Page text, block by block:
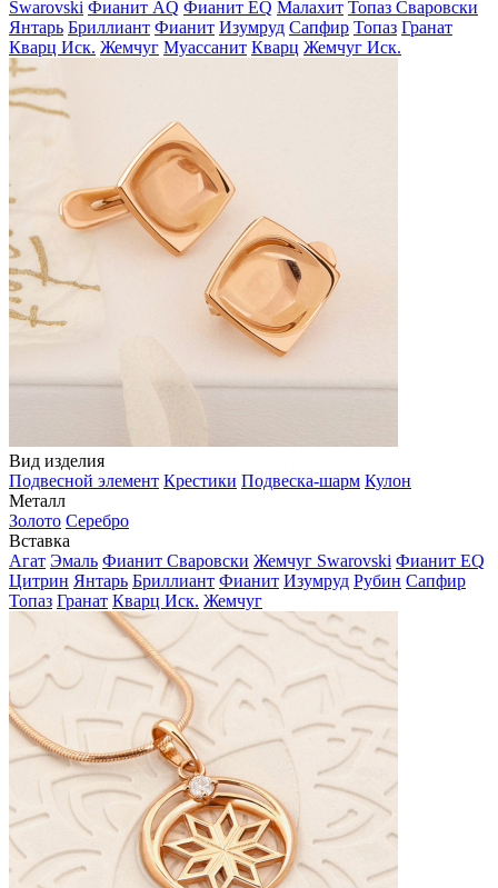
Swarovski Фианит AQ Фианит EQ Малахит Топаз Сваровски
Янтарь Бриллиант Фианит Изумруд Сапфир Топаз Гранат
Кварц Иск. Жемчуг Муассанит Кварц Жемчуг Иск.
Вид изделия
Подвесной элемент Крестики Подвеска-шарм Кулон
Металл
Золото Серебро
Вставка
Агат Эмаль Фианит Сваровски Жемчуг Swarovski Фианит EQ
Цитрин Янтарь Бриллиант Фианит Изумруд Рубин Сапфир
Топаз Гранат Кварц Иск. Жемчуг